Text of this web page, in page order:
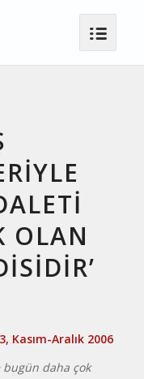
OLAN
Kasım-Aralık 2006
daha çok